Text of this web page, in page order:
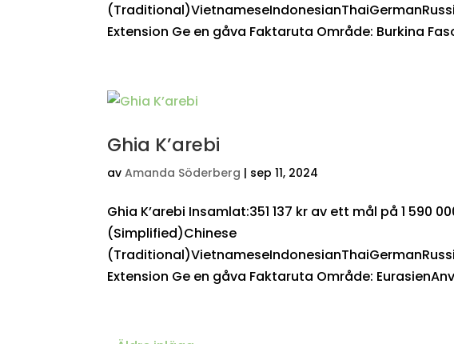
Extension Ge en gåva Faktaruta Område: Burkina
Ghia K’arebi
avAmanda Söderberg | sep 11, 2024
Ghia K’arebi Insamlat:351 137 kr av ett mål på 1 590
(Simplified)Chinese
Extension Ge en gåva Faktaruta Område: